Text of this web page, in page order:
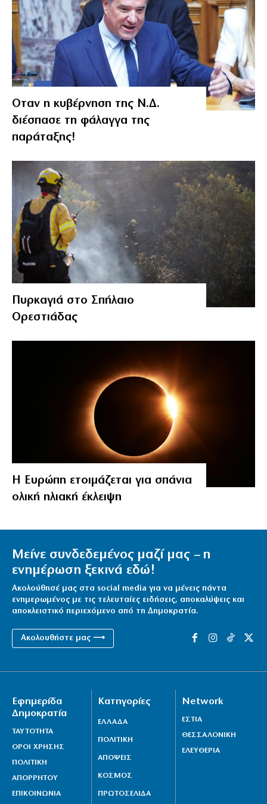
Οταν η κυβέρνηση της Ν.Δ.
διέσπασε τη φάλαγγα της
παράταξης!
Πυρκαγιά στο Σπήλαιο
Ορεστιάδας
Η Ευρώπη ετοιμάζεται για σπάνια
ολική ηλιακή έκλειψη
Μείνε συνδεδεμένος μαζί μας – η
ενημέρωση ξεκινά εδώ!
Ακολούθησέ μας στα social media για να μένεις πάντα
ενημερωμένος με τις τελευταίες ειδήσεις, αποκαλύψεις και
αποκλειστικό περιεχόμενο από τη Δημοκρατία.
Ακολουθήστε μας ⟶
Εφημερίδα
Δημοκρατία
ΤΑΥΤΟΤΗΤΑ
ΟΡΟΙ ΧΡΗΣΗΣ
ΠΟΛΙΤΙΚΗ
ΑΠΟΡΡΗΤΟΥ
ΕΠΙΚΟΙΝΩΝΙΑ
Κατηγορίες
ΕΛΛΑΔΑ
ΠΟΛΙΤΙΚΗ
ΑΠΟΨΕΙΣ
ΚΟΣΜΟΣ
ΠΡΩΤΟΣΕΛΙΔΑ
Network
ΕΣΤΙΑ
ΘΕΣΣΑΛΟΝΙΚΗ
ΕΛΕΥΘΕΡΙΑ